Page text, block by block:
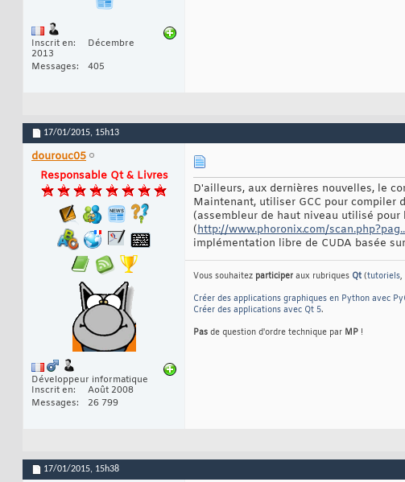
Inscrit en
Décembre
2013
Messages
405
17/01/2015, 15h13
dourouc05
Responsable Qt & Livres
Développeur informatique
Inscrit en
Août 2008
Messages
26 799
D'ailleurs, aux dernières nouvelles, le
Maintenant, utiliser GCC pour compiler
(assembleur de haut niveau utilisé pour
(http://www.phoronix.com/
implémentation libre de CUDA basée
Vous souhaitez participer aux rubriques Qt (tutoriels,
Créer des applications graphiques en Python avec
Créer des applications avec Qt 5.
Pas de question d'ordre technique par MP !
17/01/2015, 15h38